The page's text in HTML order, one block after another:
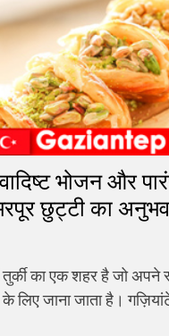
भोजन और
छुट्टी का अनुभव
तुर्की का एक शहर है जो अपने
लिए जाना जाता है।